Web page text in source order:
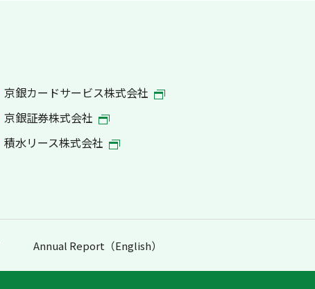
京銀カードサービス株式会社
京銀証券株式会社
積水リース株式会社
Annual Report（English）